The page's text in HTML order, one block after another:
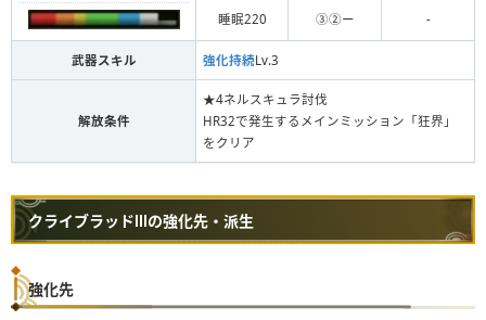
睡眠220 ③②ー -
武器スキル 強化持続Lv.3
解放条件
★4ネルスキュラ討伐
HR32で発生するメインミッション「狂界」
をクリア
クライブラッドⅢの強化先・派生
強化先